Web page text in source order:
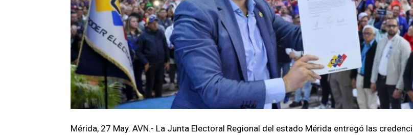
Mérida, 27 May. AVN.- La Junta Electoral Regional del estado Mérida entregó las